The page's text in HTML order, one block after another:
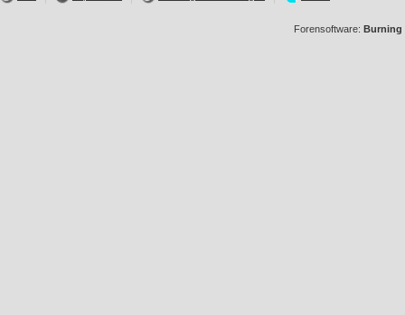
Forensoftware: Burning